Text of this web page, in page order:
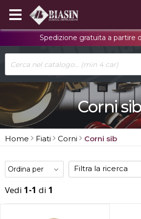
Spedizione gratuita a partire
Corni
Home Fiati Corni Corni sib
Filtra la ricerca
Vedi 1-1 di 1